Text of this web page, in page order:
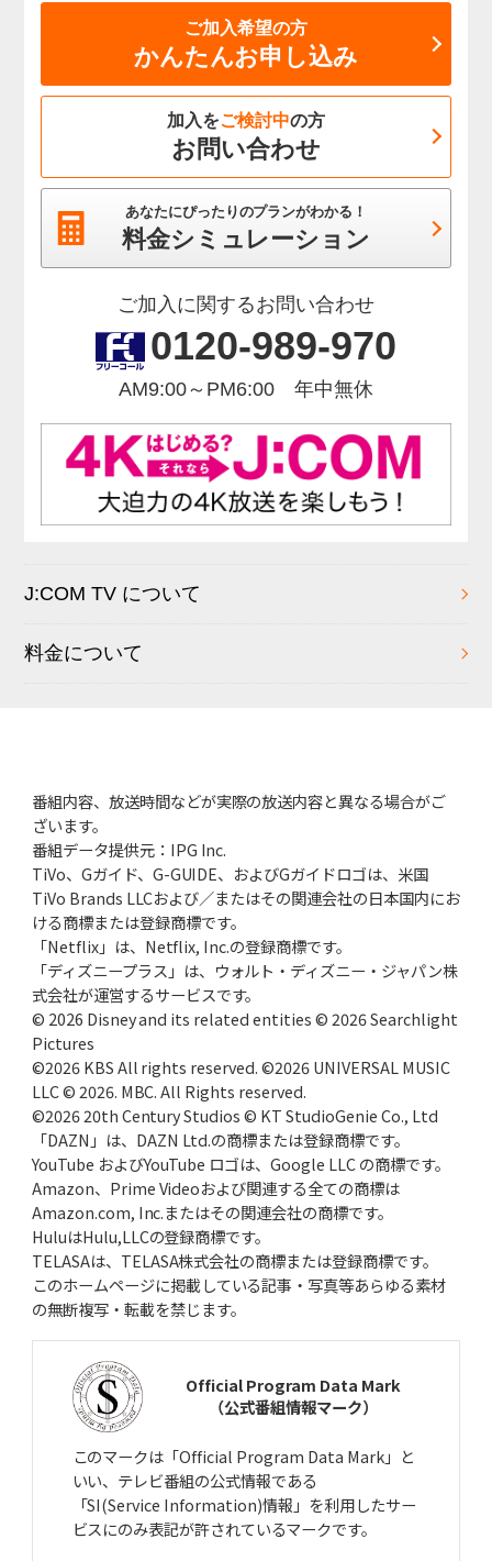
ご加入希望の方
かんたんお申し込み
加入をご検討中の方
お問い合わせ
あなたにぴったりのプランがわかる！
料金シミュレーション
ご加入に関するお問い合わせ
0120-989-970
AM9:00～PM6:00 年中無休
J:COM TV について
料金について
番組内容、放送時間などが実際の放送内容と異なる場合がご
ざいます。
番組データ提供元：IPG Inc.
TiVo、Gガイド、G-GUIDE、およびGガイドロゴは、米国
TiVo Brands LLCおよび／またはその関連会社の日本国内にお
ける商標または登録商標です。
「Netflix」は、Netflix, Inc.の登録商標です。
「ディズニープラス」は、ウォルト・ディズニー・ジャパン株
式会社が運営するサービスです。
© 2026 Disney and its related entities © 2026 Searchlight
Pictures
©2026 KBS All rights reserved. ©2026 UNIVERSAL MUSIC
LLC © 2026. MBC. All Rights reserved.
©2026 20th Century Studios © KT StudioGenie Co., Ltd
「DAZN」は、DAZN Ltd.の商標または登録商標です。
YouTube およびYouTube ロゴは、Google LLC の商標です。
Amazon、Prime Videoおよび関連する全ての商標は
Amazon.com, Inc.またはその関連会社の商標です。
HuluはHulu,LLCの登録商標です。
TELASAは、TELASA株式会社の商標または登録商標です。
このホームページに掲載している記事・写真等あらゆる素材
の無断複写・転載を禁じます。
Official Program Data Mark
（公式番組情報マーク）
このマークは「Official Program Data Mark」と
いい、テレビ番組の公式情報である
「SI(Service Information)情報」を利用したサー
ビスにのみ表記が許されているマークです。